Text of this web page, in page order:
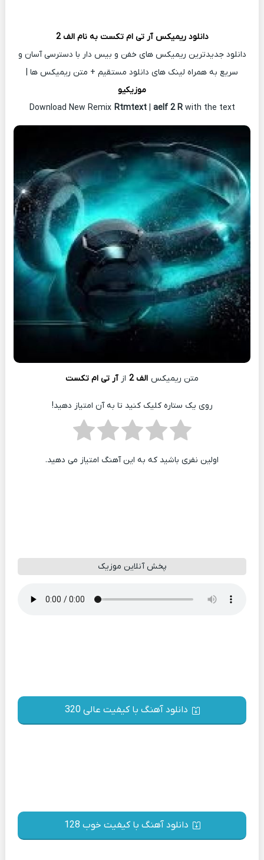
دانلود ریمیکس آر تی ام تکست به نام الف 2
دانلود جدیدترین ریمیکس های خفن و بیس دار با دسترسی آسان و
سریع به همراه لینک های دانلود مستقیم + متن ریمیکس ها |
موزیکیو
Download New Remix Rtmtext| aelf 2 R with the text
متن ریمیکس الف 2 از آر تی ام تکست
روی یک ستاره کلیک کنید تا به آن امتیاز دهید!
اولین نفری باشید که به این آهنگ امتیاز می دهید.
پخش آنلاین موزیک
دانلود آهنگ با کیفیت عالی 320
دانلود آهنگ با کیفیت خوب 128